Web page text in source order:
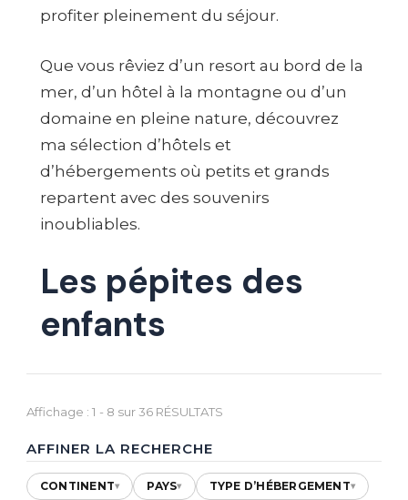
profiter pleinement du séjour.
Que vous rêviez d’un resort au bord de la
mer, d’un hôtel à la montagne ou d’un
domaine en pleine nature, découvrez
ma sélection d’hôtels et
d’hébergements où petits et grands
repartent avec des souvenirs
inoubliables.
Les pépites des
enfants
Affichage : 1 - 8 sur 36 RÉSULTATS
AFFINER LA RECHERCHE
CONTINENT▾ PAYS▾ TYPE D’HÉBERGEMENT▾